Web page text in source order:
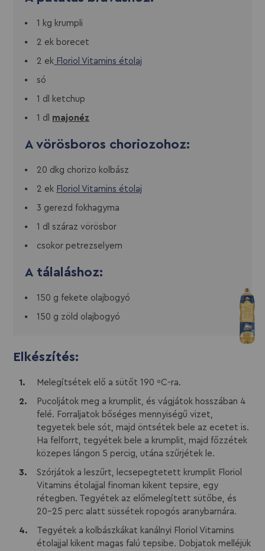
1 kg krumpli
2 ek borecet
2 ek Floriol Vitamins étolaj
só
1 dl ketchup
1 dl majonéz
A vörösboros choriozohoz:
20 dkg chorizo kolbász
2 ek Floriol Vitamins étolaj
3 gerezd fokhagyma
1 dl száraz vörösbor
csokor petrezselyem
A tálaláshoz:
150 g fekete olajbogyó
150 g zöld olajbogyó
Elkészítés:
Melegítsétek elő a sütőt 190 ºC-ra.
Pucoljátok meg a krumplit, és vágjátok hosszában 4
felé. Forraljatok bőséges mennyiségű vizet,
tegyetek bele sót, majd öntsétek bele az ecetet is.
Ha felforrt, tegyétek bele a krumplit, majd főzzétek
közepes lángon 5 percig, utána szűrjétek le.
Szórjátok a leszűrt, lecsepegtetett krumplit Floriol
Vitamins étolajjal finoman kikent tepsire, egy
rétegben. Tegyétek az előmelegített sütőbe, és
20-25 perc alatt süssétek ropogós aranybarnára.
Tegyétek a kolbászkákat kanálnyi Floriol Vitamins
étolajjal kikent magas falú tepsibe. Dobjatok melléjük